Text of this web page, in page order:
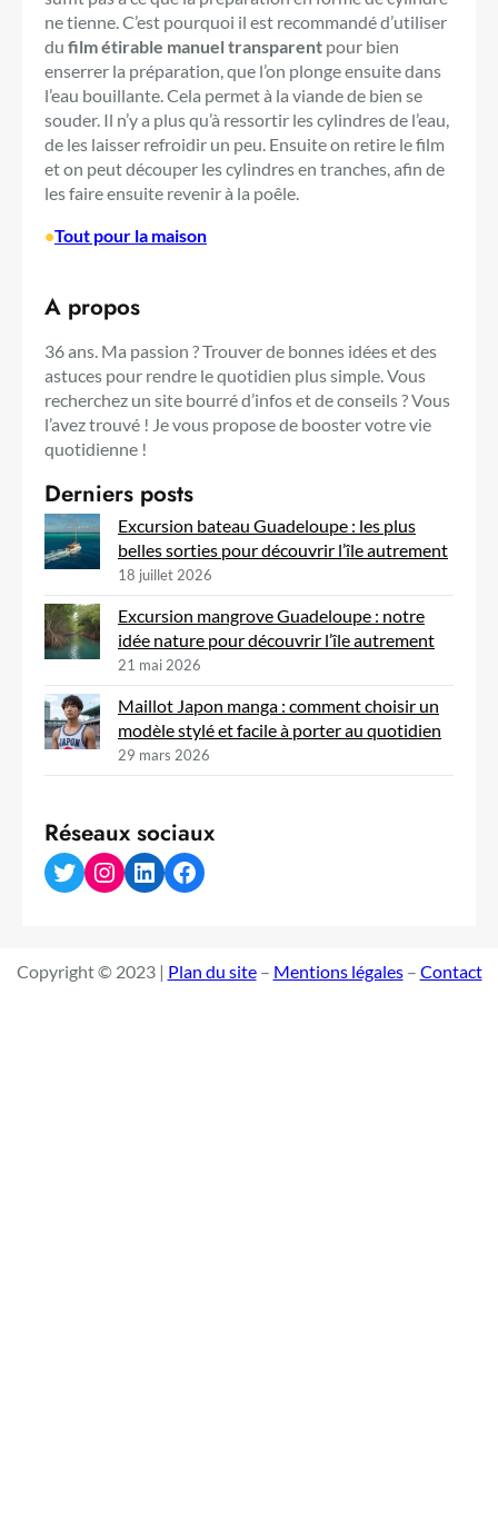
ne tienne. C’est pourquoi il est recommandé d’utiliser
du film étirable manuel transparent pour bien
enserrer la préparation, que l’on plonge ensuite dans
l’eau bouillante. Cela permet à la viande de bien se
souder. Il n’y a plus qu’à ressortir les cylindres de l’eau,
de les laisser refroidir un peu. Ensuite on retire le film
et on peut découper les cylindres en tranches, afin de
les faire ensuite revenir à la poêle.
•Tout pour la maison
A propos
36 ans. Ma passion ? Trouver de bonnes idées et des
astuces pour rendre le quotidien plus simple. Vous
recherchez un site bourré d’infos et de conseils ? Vous
l’avez trouvé ! Je vous propose de booster votre vie
quotidienne !
Derniers posts
Excursion bateau Guadeloupe : les plus
belles sorties pour découvrir l’île autrement
18 juillet 2026
Excursion mangrove Guadeloupe : notre
idée nature pour découvrir l’île autrement
21 mai 2026
Maillot Japon manga : comment choisir un
modèle stylé et facile à porter au quotidien
29 mars 2026
Réseaux sociaux
Twitter Instagram LinkedIn Facebook
Copyright © 2023 | Plan du site– Mentions légales– Contact